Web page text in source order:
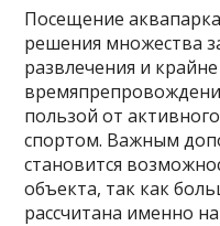
Посещение
решения множества
развлечения и
пользой от
спортом. Важным
становится
объекта, так как
рассчитана именно на